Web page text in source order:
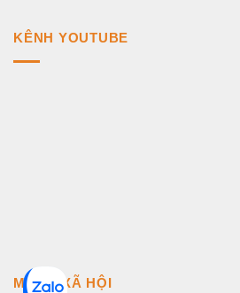
KÊNH YOUTUBE
MẠNG XÃ HỘI